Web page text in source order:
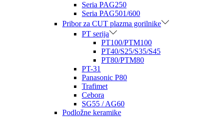
Seria PAG250
Seria PAG501/600
Pribor za CUT plazma gorilnike
PT serija
PT100/PTM100
PT40/S25/S35/S45
PT80/PTM80
PT-31
Panasonic P80
Trafimet
Cebora
SG55 / AG60
Podložne keramike